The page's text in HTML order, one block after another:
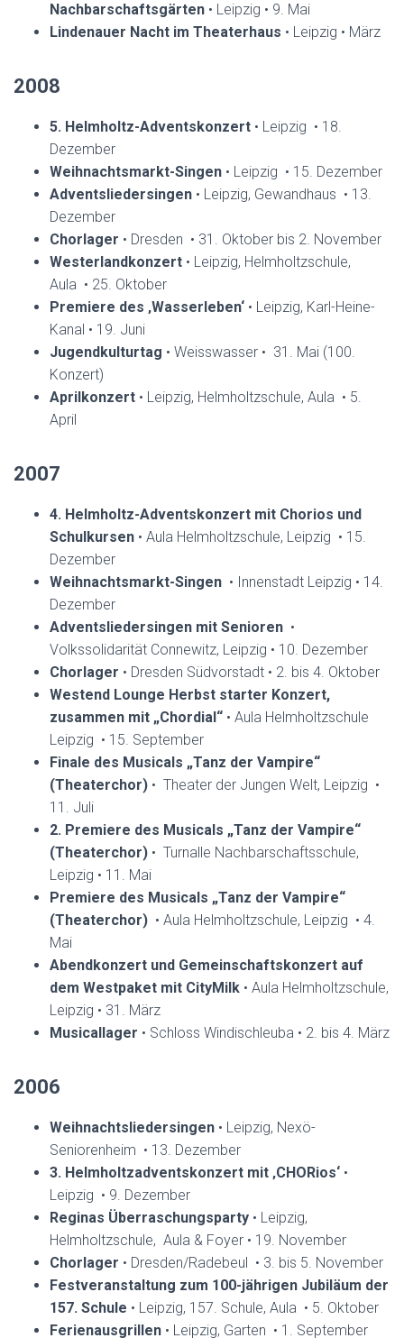
Nachbarschaftsgärten • Leipzig • 9. Mai
Lindenauer Nacht im Theaterhaus • Leipzig • März
2008
5. Helmholtz-Adventskonzert • Leipzig • 18.
Dezember
Weihnachtsmarkt-Singen • Leipzig • 15. Dezember
Adventsliedersingen • Leipzig, Gewandhaus • 13.
Dezember
Chorlager • Dresden • 31. Oktober bis 2. November
Westerlandkonzert • Leipzig, Helmholtzschule,
Aula • 25. Oktober
Premiere des ‚Wasserleben‘ • Leipzig, Karl-Heine-
Kanal • 19. Juni
Jugendkulturtag • Weisswasser • 31. Mai (100.
Konzert)
Aprilkonzert • Leipzig, Helmholtzschule, Aula • 5.
April
2007
4. Helmholtz-Adventskonzert mit Chorios und
Schulkursen • Aula Helmholtzschule, Leipzig • 15.
Dezember
Weihnachtsmarkt-Singen • Innenstadt Leipzig • 14.
Dezember
Adventsliedersingen mit Senioren •
Volkssolidarität Connewitz, Leipzig • 10. Dezember
Chorlager • Dresden Südvorstadt • 2. bis 4. Oktober
Westend Lounge Herbst starter Konzert,
zusammen mit „Chordial“ • Aula Helmholtzschule
Leipzig • 15. September
Finale des Musicals „Tanz der Vampire“
(Theaterchor) • Theater der Jungen Welt, Leipzig •
11. Juli
2. Premiere des Musicals „Tanz der Vampire“
(Theaterchor) • Turnalle Nachbarschaftsschule,
Leipzig • 11. Mai
Premiere des Musicals „Tanz der Vampire“
(Theaterchor) • Aula Helmholtzschule, Leipzig • 4.
Mai
Abendkonzert und Gemeinschaftskonzert auf
dem Westpaket mit CityMilk • Aula Helmholtzschule,
Leipzig • 31. März
Musicallager • Schloss Windischleuba • 2. bis 4. März
2006
Weihnachtsliedersingen • Leipzig, Nexö-
Seniorenheim • 13. Dezember
3. Helmholtzadventskonzert mit ‚CHORios‘ •
Leipzig • 9. Dezember
Reginas Überraschungsparty • Leipzig,
Helmholtzschule, Aula & Foyer • 19. November
Chorlager • Dresden/Radebeul • 3. bis 5. November
Festveranstaltung zum 100-jährigen Jubiläum der
157. Schule • Leipzig, 157. Schule, Aula • 5. Oktober
Ferienausgrillen • Leipzig, Garten • 1. September